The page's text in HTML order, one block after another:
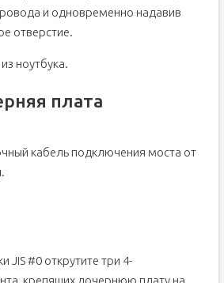
и одновременно надавив
отверстие.
ноутбука.
плата
кабель подключения моста от
JIS #0 открутите три 4-
крепящих дочернюю плату на